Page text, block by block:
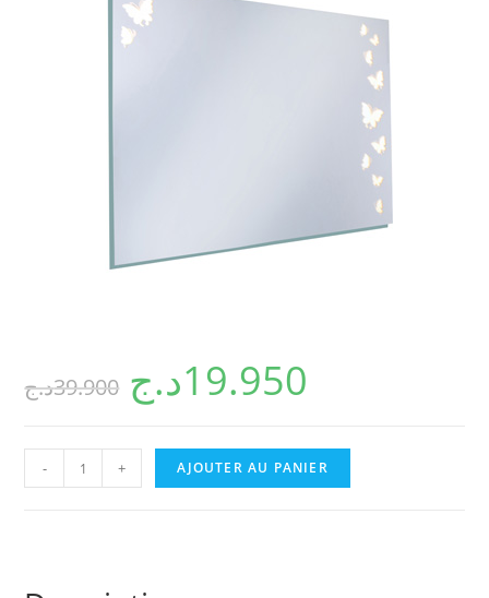
39.900د.ج 19.950د.ج
quantité
de
- + AJOUTER AU PANIER